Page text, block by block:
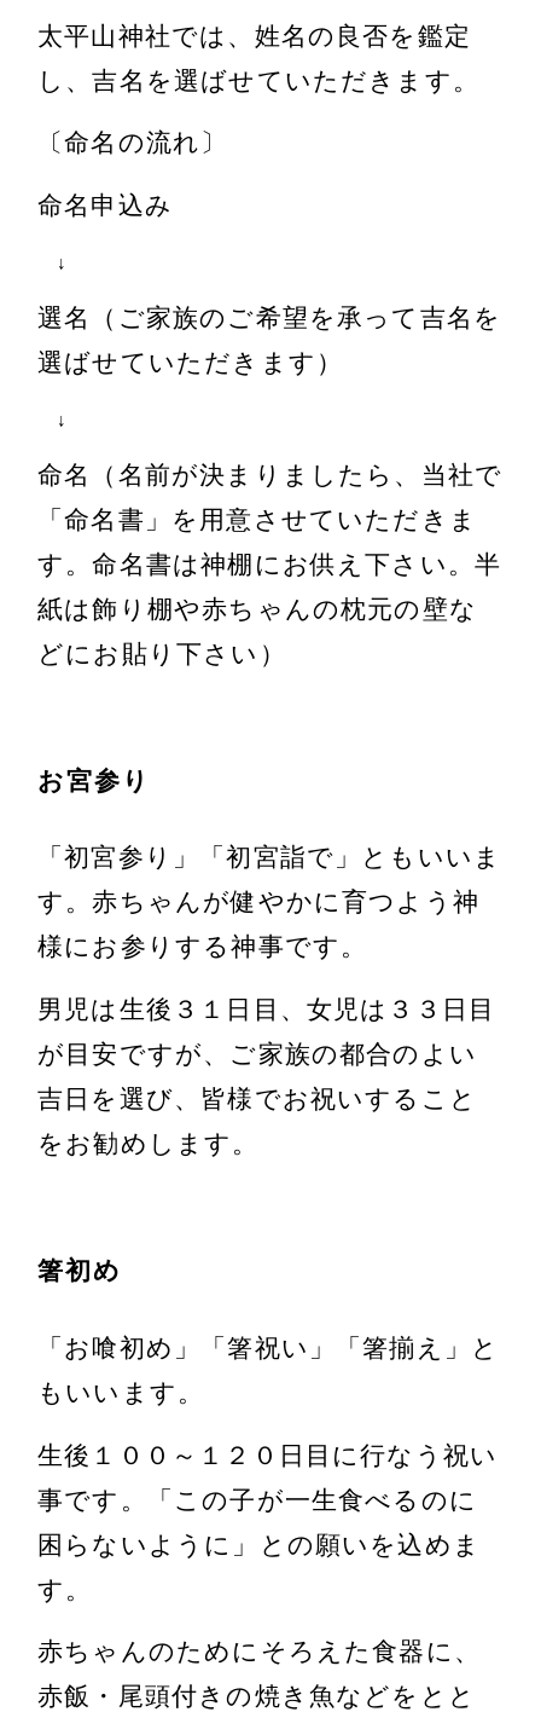
太平山神社では、姓名の良否を鑑定
し、吉名を選ばせていただきます。
〔命名の流れ〕
命名申込み
↓
選名（ご家族のご希望を承って吉名を
選ばせていただきます）
↓
命名（名前が決まりましたら、当社で
「命名書」を用意させていただきま
す。命名書は神棚にお供え下さい。半
紙は飾り棚や赤ちゃんの枕元の壁な
どにお貼り下さい）
お宮参り
「初宮参り」「初宮詣で」ともいいま
す。赤ちゃんが健やかに育つよう神
様にお参りする神事です。
男児は生後３１日目、女児は３３日目
が目安ですが、ご家族の都合のよい
吉日を選び、皆様でお祝いすること
をお勧めします。
箸初め
「お喰初め」「箸祝い」「箸揃え」と
もいいます。
生後１００～１２０日目に行なう祝い
事です。「この子が一生食べるのに
困らないように」との願いを込めま
す。
赤ちゃんのためにそろえた食器に、
赤飯・尾頭付きの焼き魚などをとと